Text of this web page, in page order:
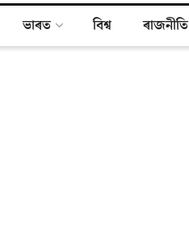
ভাৰত বিশ্ব ৰাজনীতি